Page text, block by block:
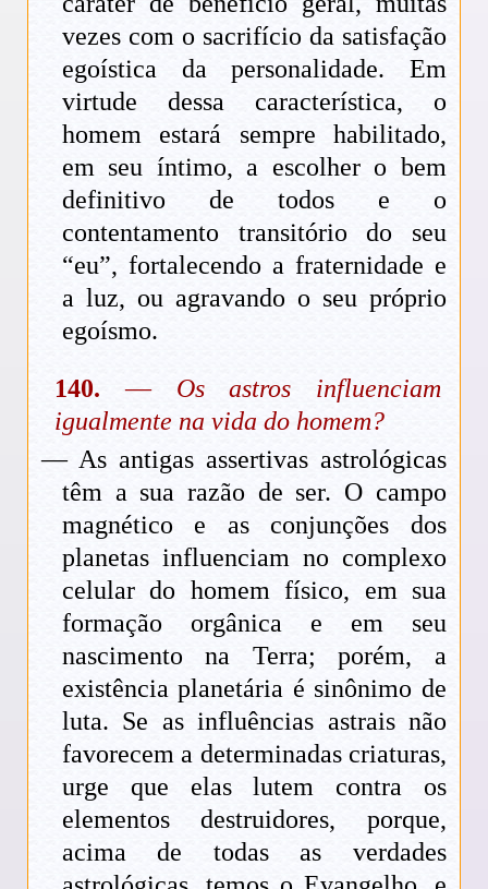
vezes com o sacrifício da satisfação
egoística da personalidade. Em
virtude dessa característica, o
homem estará sempre habilitado,
em seu íntimo, a escolher o bem
definitivo de todos e o
contentamento transitório do seu
“eu”, fortalecendo a fraternidade e
a luz, ou agravando o seu próprio
egoísmo.
140. — Os astros influenciam
igualmente na vida do homem?
— As antigas assertivas astrológicas
têm a sua razão de ser. O campo
magnético e as conjunções dos
planetas influenciam no complexo
celular do homem físico, em sua
formação orgânica e em seu
nascimento na Terra; porém, a
existência planetária é sinônimo de
luta. Se as influências astrais não
favorecem a determinadas criaturas,
urge que elas lutem contra os
elementos destruidores, porque,
acima de todas as verdades